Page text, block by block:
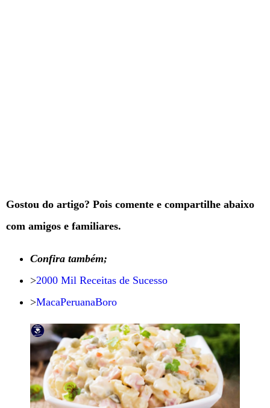
Gostou do artigo? Pois comente e compartilhe abaixo
com amigos e familiares.
Confira também;
>2000 Mil Receitas de Sucesso
>MacaPeruanaBoro